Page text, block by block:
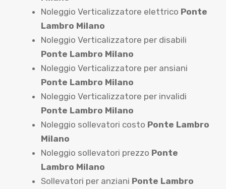
Noleggio Verticalizzatore elettrico Ponte
Lambro Milano
Noleggio Verticalizzatore per disabili
Ponte Lambro Milano
Noleggio Verticalizzatore per ansiani
Ponte Lambro Milano
Noleggio Verticalizzatore per invalidi
Ponte Lambro Milano
Noleggio sollevatori costo Ponte Lambro
Milano
Noleggio sollevatori prezzo Ponte
Lambro Milano
Sollevatori per anziani Ponte Lambro